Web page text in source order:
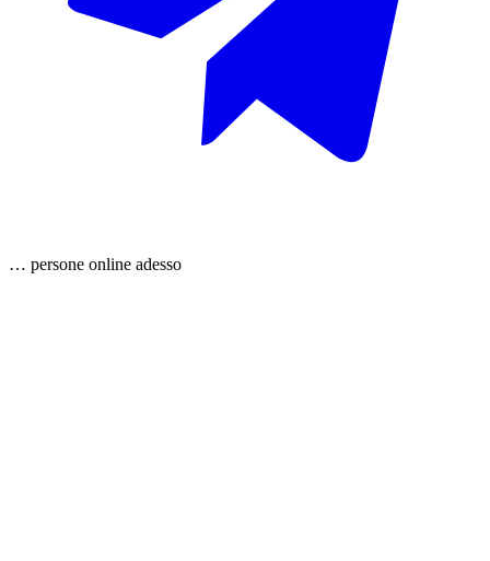
… persone online adesso